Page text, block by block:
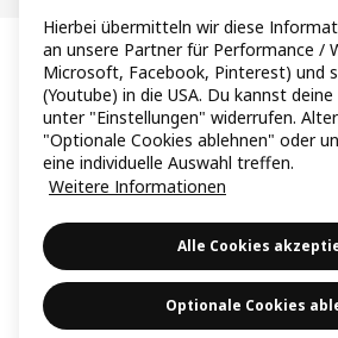
Hierbei übermitteln wir diese
an unsere Partner für Performance /
Microsoft, Facebook, Pinterest) und
(Youtube) in die USA. Du kannst
unter "Einstellungen" widerrufen.
"Optionale Cookies ablehnen" oder
eine individuelle Auswahl treffen.
Weitere Informationen
Alle Cookies
Optionale Cookies